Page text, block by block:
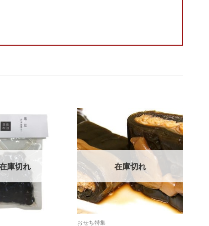
Add to
wishlist
庫切れ
Add to
wishlist
在庫切れ
おせち特集